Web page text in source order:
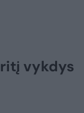
vykdys